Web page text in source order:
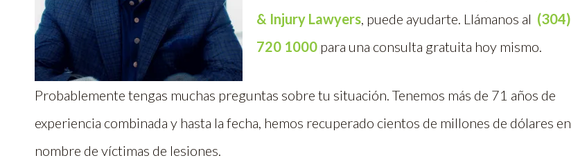
& Injury Lawyers, puede ayudarte. Llámanos al (304)
720 1000 para una consulta gratuita hoy mismo.
Probablemente tengas muchas preguntas sobre tu situación. Tenemos más de 71 años de
experiencia combinada y hasta la fecha, hemos recuperado cientos de millones de dólares en
nombre de víctimas de lesiones.